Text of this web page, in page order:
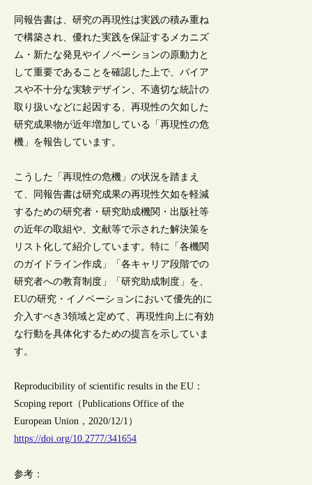
同報告書は、研究の再現性は実践の積み重ね
で構築され、優れた実践を保証するメカニズ
ム・新たな発見やイノベーションの原動力と
して重要であることを確認した上で、バイア
スや不十分な実験デザイン、不適切な統計の
取り扱いなどに起因する、再現性の欠如した
研究成果物が近年増加している「再現性の危
機」を報告しています。
こうした「再現性の危機」の状況を踏まえ
て、同報告書は研究成果の再現性欠如を軽減
するための研究者・研究助成機関・出版社等
の近年の取組や、文献等で示された解決策を
リスト化して紹介しています。特に「各機関
のガイドライン作成」「各キャリア段階での
研究者への教育制度」「研究助成制度」を、
EUの研究・イノベーションにおいて優先的に
介入すべき3領域と定めて、再現性向上に有効
な行動を具体化するための提言を示していま
す。
Reproducibility of scientific results in the EU：
Scoping report（Publications Office of the
European Union，2020/12/1）
https://doi.org/10.2777/341654
参考：